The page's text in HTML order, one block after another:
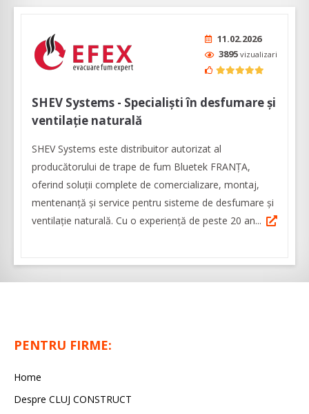
11.02.2026
3895 vizualizari
SHEV Systems - Specialiști în desfumare și
ventilație naturală
SHEV Systems este distribuitor autorizat al
producătorului de trape de fum Bluetek FRANȚA,
oferind soluții complete de comercializare, montaj,
mentenanță și service pentru sisteme de desfumare și
ventilație naturală. Cu o experiență de peste 20 an...
PENTRU FIRME:
Home
Despre CLUJ CONSTRUCT